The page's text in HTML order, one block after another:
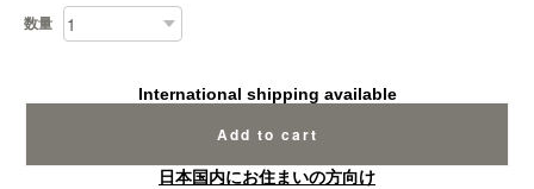
数量
International shipping available
Add to cart
日本国内にお住まいの方向け